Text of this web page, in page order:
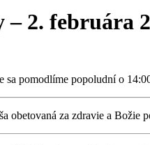
– 2. februára
sa pomodlíme popoludní o
obetovaná za zdravie a Božie